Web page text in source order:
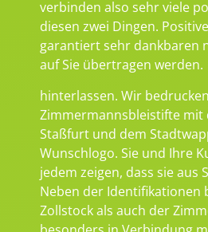
verbinden also sehr viele
diesen zwei Dingen.
garantiert sehr dankbaren
auf Sie übertragen werden.
hinterlassen. Wir
Zimmermannsbleistifte mit
Staßfurt und dem
Wunschlogo. Sie und Ihre
jedem zeigen, dass sie aus
Neben der Identifikationen
Zollstock als auch der